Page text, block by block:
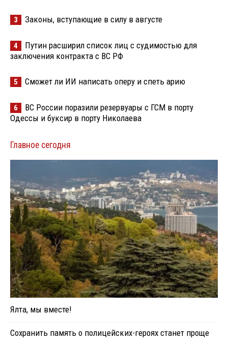
3 Законы, вступающие в силу в августе
4
Путин расширил список лиц с судимостью для
заключения контракта с ВС РФ
5 Сможет ли ИИ написать оперу и спеть арию
6
ВС России поразили резервуары с ГСМ в порту
Одессы и буксир в порту Николаева
Главное сегодня
Ялта, мы вместе!
Сохранить память о полицейских-героях станет проще